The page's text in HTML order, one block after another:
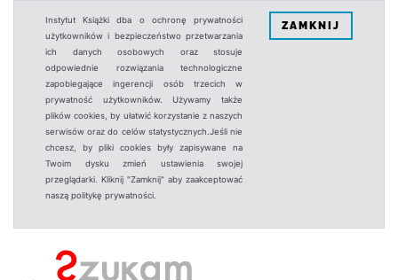
Instytut Książki dba o ochronę prywatności
użytkowników i bezpieczeństwo przetwarzania
ich danych osobowych oraz stosuje
odpowiednie rozwiązania technologiczne
zapobiegające ingerencji osób trzecich w
prywatność użytkowników. Używamy także
plików cookies, by ułatwić korzystanie z naszych
serwisów oraz do celów statystycznych.Jeśli nie
chcesz, by pliki cookies były zapisywane na
Twoim dysku zmień ustawienia swojej
przeglądarki. Kliknij "Zamknij" aby zaakceptować
naszą politykę prywatności.
ZAMKNIJ